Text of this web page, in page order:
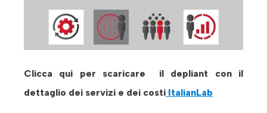
Clicca qui per scaricare il depliant con il
dettaglio dei servizi e dei costi ItalianLab